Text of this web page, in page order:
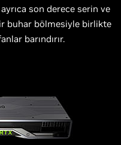
son derece serin ve
buhar bölmesiyle birlikte
barındırır.